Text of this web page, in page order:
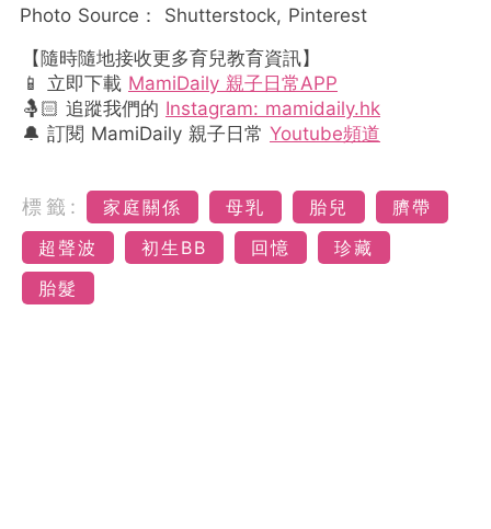
Photo Source： Shutterstock, Pinterest
【隨時隨地接收更多育兒教育資訊】
📱 立即下載 MamiDaily 親子日常APP
🤱🏻 追蹤我們的 Instagram: mamidaily.hk
🔔 訂閱 MamiDaily 親子日常 Youtube頻道
標籤: 家庭關係 母乳 胎兒
臍帶
超聲波
初生BB 回憶
珍藏
胎髮